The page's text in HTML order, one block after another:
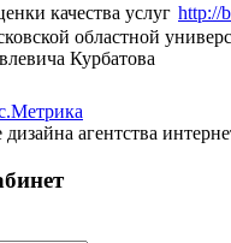
http://
областной
Курбатова
агентства